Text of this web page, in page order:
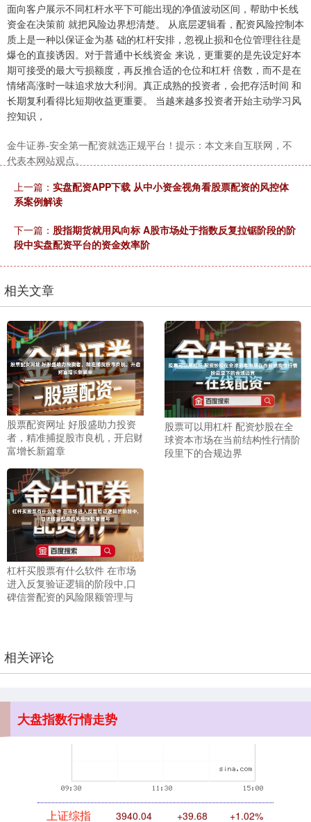
面向客户展示不同杠杆水平下可能出现的净值波动区间，帮助中长线
资金在决策前 就把风险边界想清楚。 从底层逻辑看，配资风险控制本
质上是一种以保证金为基 础的杠杆安排，忽视止损和仓位管理往往是
爆仓的直接诱因。对于普通中长线资金 来说，更重要的是先设定好本
期可接受的最大亏损额度，再反推合适的仓位和杠杆 倍数，而不是在
情绪高涨时一味追求放大利润。真正成熟的投资者，会把存活时间 和
长期复利看得比短期收益更重要。 当越来越多投资者开始主动学习风
控知识，
金牛证券-安全第一配资就选正规平台！提示：本文来自互联网，不
代表本网站观点。
上一篇： 实盘配资APP下载 从中小资金视角看股票配资的风控体
系案例解读
下一篇： 股指期货就用风向标 A股市场处于指数反复拉锯阶段的阶
段中实盘配资平台的资金效率阶
相关文章
股票配资网址 好股盛助力投资
者，精准捕捉股市良机，开启财
富增长新篇章
股票可以用杠杆 配资炒股在全
球资本市场在当前结构性行情阶
段里下的合规边界
杠杆买股票有什么软件 在市场
进入反复验证逻辑的阶段中,口
碑信誉配资的风险限额管理与
相关评论
大盘指数行情走势
北证50 1134.24 +11.37 +1.01%
创业板指
基金指数 7242.10 +12.30 +0.17%
国债指数 229.69